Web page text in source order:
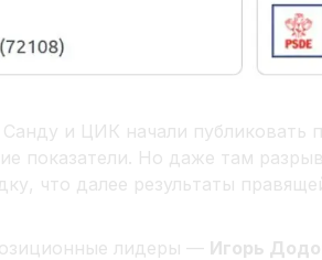
Санду и ЦИК начали публиковать
показатели. Но даже там
что далее результаты
лидеры — Игорь